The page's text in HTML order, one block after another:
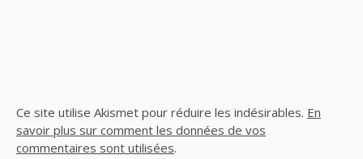
Ce site utilise Akismet pour réduire les indésirables. En
savoir plus sur comment les données de vos
commentaires sont utilisées.